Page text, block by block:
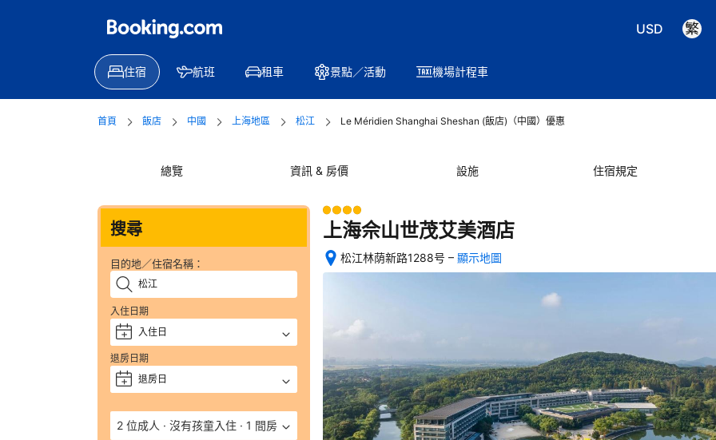
USD
住宿 航班 租車 景點／活動 機場計程車
首頁 飯店 中國 上海地區 松江 Le Méridien Shanghai Sheshan (飯店)（中國）優惠
總覽 資訊 & 房價 設施 住宿規定
搜尋
目的地／住宿名稱：
入住日期
+ 入住日
退房日期
+ 退房日
2 位成人 · 沒有孩童入住 · 1 間房
上海佘山世茂艾美酒店
松江林荫新路1288号
完
後，
宿
的
詳
細
資
– 顯示地圖